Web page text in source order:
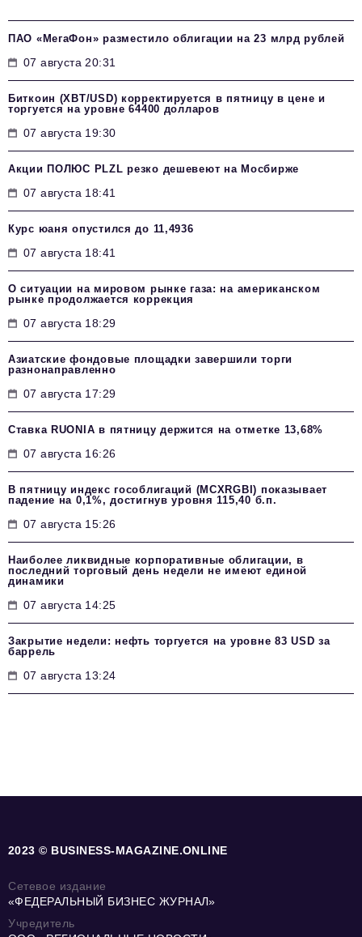
ПАО «МегаФон» разместило облигации на 23 млрд рублей
07 августа 20:31
Биткоин (XBT/USD) корректируется в пятницу в цене и
торгуется на уровне 64400 долларов
07 августа 19:30
Акции ПОЛЮС PLZL резко дешевеют на Мосбирже
07 августа 18:41
Курс юаня опустился до 11,4936
07 августа 18:41
О ситуации на мировом рынке газа: на американском
рынке продолжается коррекция
07 августа 18:29
Азиатские фондовые площадки завершили торги
разнонаправленно
07 августа 17:29
Ставка RUONIA в пятницу держится на отметке 13,68%
07 августа 16:26
В пятницу индекс гособлигаций (MCXRGBI) показывает
падение на 0,1%, достигнув уровня 115,40 б.п.
07 августа 15:26
Наиболее ликвидные корпоративные облигации, в
последний торговый день недели не имеют единой
динамики
07 августа 14:25
Закрытие недели: нефть торгуется на уровне 83 USD за
баррель
07 августа 13:24
2023 © BUSINESS-MAGAZINE.ONLINE
Сетевое издание
«ФЕДЕРАЛЬНЫЙ БИЗНЕС ЖУРНАЛ»
Учредитель